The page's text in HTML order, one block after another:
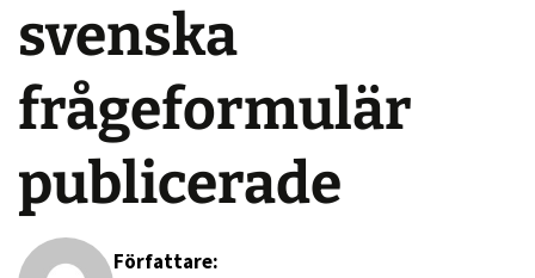
svenska
frågeformulär
publicerade
Författare: